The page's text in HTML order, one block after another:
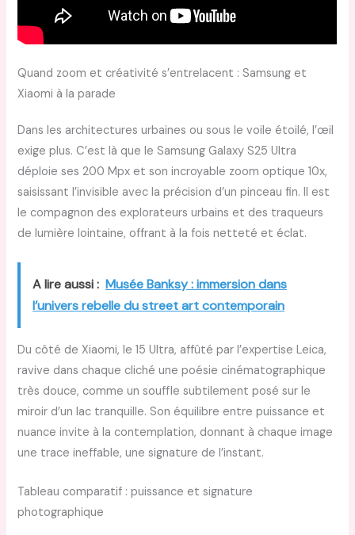
Quand zoom et créativité s’entrelacent : Samsung et
Xiaomi à la parade
Dans les architectures urbaines ou sous le voile étoilé, l’œil
exige plus. C’est là que le Samsung Galaxy S25 Ultra
déploie ses 200 Mpx et son incroyable zoom optique 10x,
saisissant l’invisible avec la précision d’un pinceau fin. Il est
le compagnon des explorateurs urbains et des traqueurs
de lumière lointaine, offrant à la fois netteté et éclat.
A lire aussi : Musée Banksy : immersion dans
l’univers rebelle du street art contemporain
Du côté de Xiaomi, le 15 Ultra, affûté par l’expertise Leica,
ravive dans chaque cliché une poésie cinématographique
très douce, comme un souffle subtilement posé sur le
miroir d’un lac tranquille. Son équilibre entre puissance et
nuance invite à la contemplation, donnant à chaque image
une trace ineffable, une signature de l’instant.
Tableau comparatif : puissance et signature
photographique